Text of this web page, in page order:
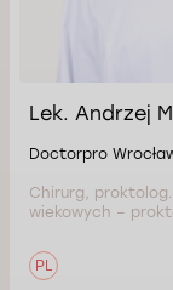
Lek. Andrzej
Doctorpro
Chirurg,
wiekowych –
PL